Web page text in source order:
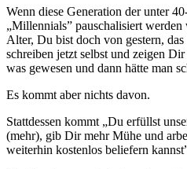
Wenn diese Generation der unter
„Millennials” pauschalisiert
Alter, Du bist doch von gestern,
schreiben jetzt selbst und zeigen
was gewesen und dann hätte man
Es kommt aber nichts davon.
Stattdessen kommt „Du erfüllst
(mehr), gib Dir mehr Mühe und
weiterhin kostenlos beliefern